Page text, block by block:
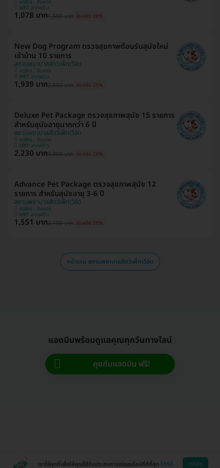
จตุจักร , ดินแดง
MRT ลาดพร้าว
1,078 บาท1,500 บาท ประหยัด 28%
New Dog Program ตรวจสุขภาพต้อนรับสุนัขใหม่
เข้าบ้าน 10 รายการ
สถานพยาบาลสัตว์เพ็ทเวิล์ด
จตุจักร , ดินแดง
MRT ลาดพร้าว
1,939 บาท2,600 บาท ประหยัด 25%
Deluxe Pet Package ตรวจสุขภาพสุนัข 15 รายการ
สำหรับสุนัขอายุมากกว่า 6 ปี
สถานพยาบาลสัตว์เพ็ทเวิล์ด
จตุจักร , ดินแดง
MRT ลาดพร้าว
2,230 บาท3,000 บาท ประหยัด 26%
Advance Pet Package ตรวจสุขภาพสุนัข 12
รายการ สำหรับสุนัขอายุ 3-6 ปี
สถานพยาบาลสัตว์เพ็ทเวิล์ด
จตุจักร , ดินแดง
MRT ลาดพร้าว
1,551 บาท2,100 บาท ประหยัด 26%
หน้ารวม สถานพยาบาลสัตว์เพ็ทเวิล์ด
แอดมินพร้อมดูแลคุณทุกวันทางไลน์
คุยกับแอดมิน ฟรี!
เราใช้คุกกี้เพื่อให้คุณได้รับประสบการณ์ออนไลน์ที่ดีที่สุด ได้ที่นี่ ตกลง